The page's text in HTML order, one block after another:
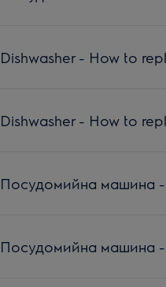
Dishwasher - How to
Dishwasher - How to
Посудомийна машина -
Посудомийна машина -